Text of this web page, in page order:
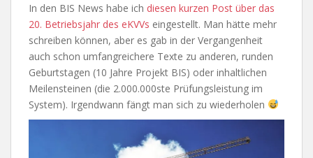
In den BIS News habe ich diesen kurzen Post über das
20. Betriebsjahr des eKVVs eingestellt. Man hätte mehr
schreiben können, aber es gab in der Vergangenheit
auch schon umfangreichere Texte zu anderen, runden
Geburtstagen (10 Jahre Projekt BIS) oder inhaltlichen
Meilensteinen (die 2.000.000ste Prüfungsleistung im
System). Irgendwann fängt man sich zu wiederholen